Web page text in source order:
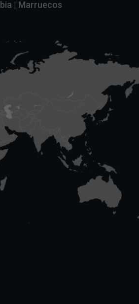
| Marruecos